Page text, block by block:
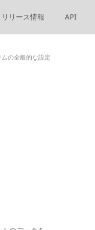
リリース情報 API
ムの全般的な設定